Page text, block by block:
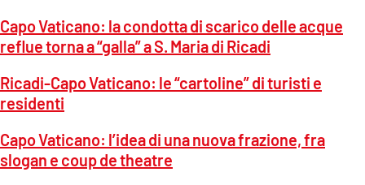
Capo Vaticano: la condotta di scarico delle acque
reflue torna a “galla” a S. Maria di Ricadi
Ricadi-Capo Vaticano: le “cartoline” di turisti e
residenti
Capo Vaticano: l’idea di una nuova frazione, fra
slogan e coup de theatre